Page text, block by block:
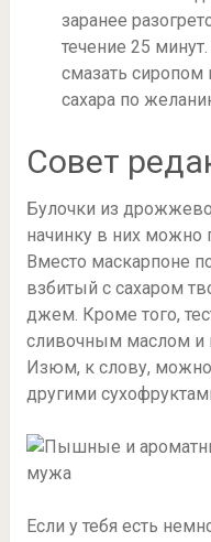
заранее
течение 25
смазать сиропом
сахара по
Совет
Булочки из
начинку в них
Вместо маскарпоне
взбитый с сахаром
джем. Кроме того,
сливочным маслом и
Изюм, к слову,
другими
Если у тебя есть